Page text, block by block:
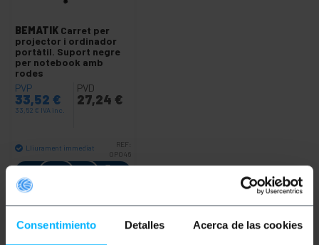
Consentimiento Detalles Acerca de las cookies
BEMATIK Carret per
projector i ordinador
portàtil. Suport negre
per notebook amb
rodes
PVP
33,52 €
33,52 € IVA inc.
PVD
27,24 €
Lliurament immediat
REF:
OP046
Quantitat